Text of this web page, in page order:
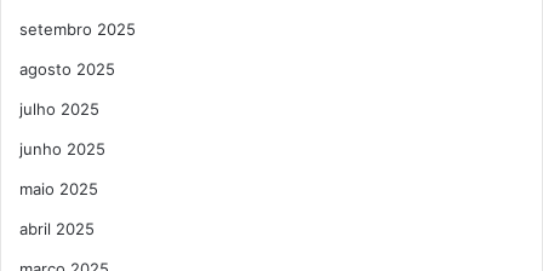
setembro 2025
agosto 2025
julho 2025
junho 2025
maio 2025
abril 2025